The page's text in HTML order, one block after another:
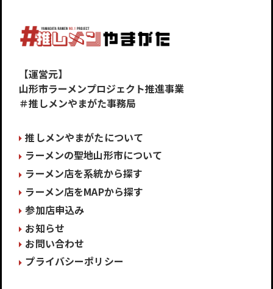
【運営元】
山形市ラーメンプロジェクト推進事業
＃推しメンやまがた事務局
推しメンやまがたについて
ラーメンの聖地山形市について
ラーメン店を系統から探す
ラーメン店をMAPから探す
参加店申込み
お知らせ
お問い合わせ
プライバシーポリシー